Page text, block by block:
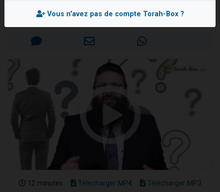
Ariel vient de donner son Maasser
Eva vient de donner son Maasser
Rav Israël-Méïr CREMISI
Mis en ligne le Mercredi 11 Mars 2026
12 minutes Télécharger MP4 Télécharger MP3
Vous n'avez pas de compte Torah-Box ?